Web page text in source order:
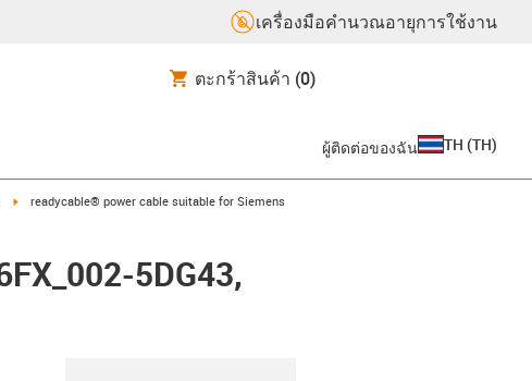
เครื่องมือคำนวณอายุการใช้งาน
ตะกร้าสินค้า (0)
ผู้ติดต่อของฉัน TH (TH)
igus-icon-arrow-right
readycable® power cable suitable for Siemens
5DG43,